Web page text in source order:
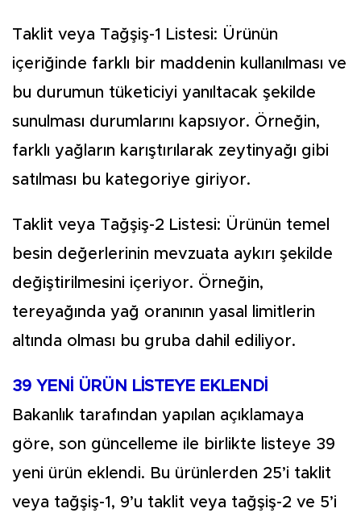
Taklit veya Tağşiş-1 Listesi: Ürünün
içeriğinde farklı bir maddenin kullanılması ve
bu durumun tüketiciyi yanıltacak şekilde
sunulması durumlarını kapsıyor. Örneğin,
farklı yağların karıştırılarak zeytinyağı gibi
satılması bu kategoriye giriyor.
Taklit veya Tağşiş-2 Listesi: Ürünün temel
besin değerlerinin mevzuata aykırı şekilde
değiştirilmesini içeriyor. Örneğin,
tereyağında yağ oranının yasal limitlerin
altında olması bu gruba dahil ediliyor.
39 YENİ ÜRÜN LİSTEYE EKLENDİ
Bakanlık tarafından yapılan açıklamaya
göre, son güncelleme ile birlikte listeye 39
yeni ürün eklendi. Bu ürünlerden 25’i taklit
veya tağşiş-1, 9’u taklit veya tağşiş-2 ve 5’i